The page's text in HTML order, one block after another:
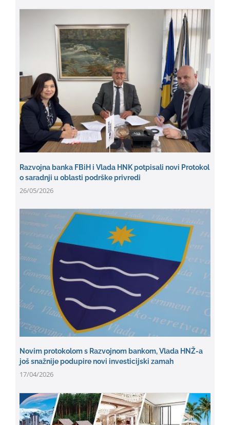
Razvojna banka FBiH i Vlada HNK potpisali novi Protokol
o saradnji u oblasti podrške privredi
26/05/2026
Novim protokolom s Razvojnom bankom, Vlada HNŽ-a
još snažnije podupire novi investicijski zamah
17/04/2026